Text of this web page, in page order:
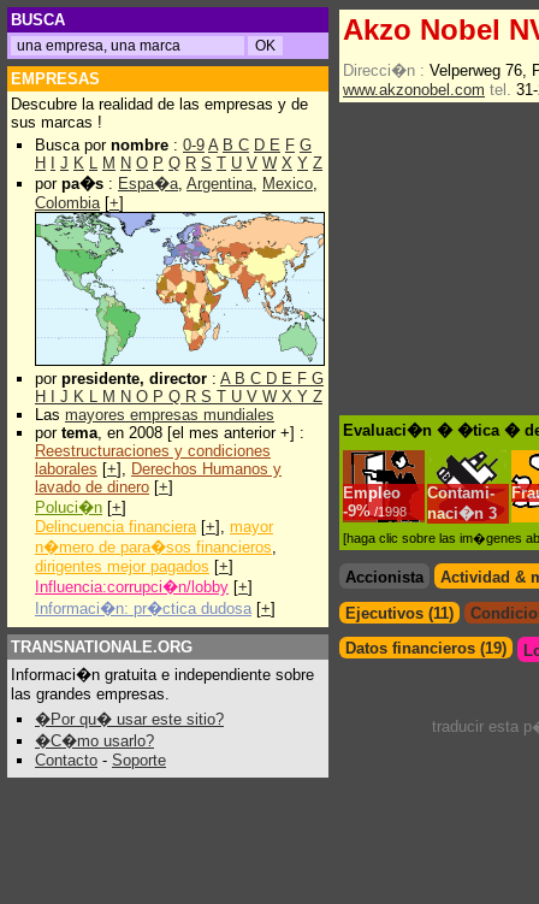
BUSCA
EMPRESAS
Descubre la realidad de las empresas y de
sus marcas !
Busca por nombre : 0-9 A B C D E F G
H
J K L M N O P Q R S T U V W X Y Z
por pa�s : Espa�a, Argentina, Mexico,
Colombia[+]
por presidente, director : A B C D E F G
H
J K L M N O P Q R S T U V W X Y Z
Las mayores empresas mundiales
por tema, en 2008 [el mes anterior +] :
Reestructuraciones y condiciones
laborales [+], Derechos Humanos y
lavado de dinero [+]
Poluci�n [+]
Delincuencia financiera[+], mayor
n�mero de para�sos financieros,
dirigentes mejor pagados [+]
Influencia:corrupci�n/lobby [+]
Informaci�n: pr�ctica dudosa [+]
TRANSNATIONALE.ORG
Informaci�n gratuita e independiente sobre
las grandes empresas.
�Por qu� usar este sitio?
�C�mo usarlo?
Contacto - Soporte
Akzo Nobel
Direcci�n : Velperweg 76,
www.akzonobel.com tel.
Evaluaci�n � �tica �
Empleo
-9% /1998
Contami-
naci�n 3
[haga clic sobre las im�genes
Accionista
Actividad &
Ejecutivos (11)
Datos financieros (19)
traducir esta